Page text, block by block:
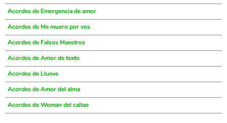
Acordes de Emergencia de amor
Acordes de Me muero por vos
Acordes de Falsos Maestros
Acordes de Amor de texto
Acordes de Llueve
Acordes de Amor del alma
Acordes de Woman del callao